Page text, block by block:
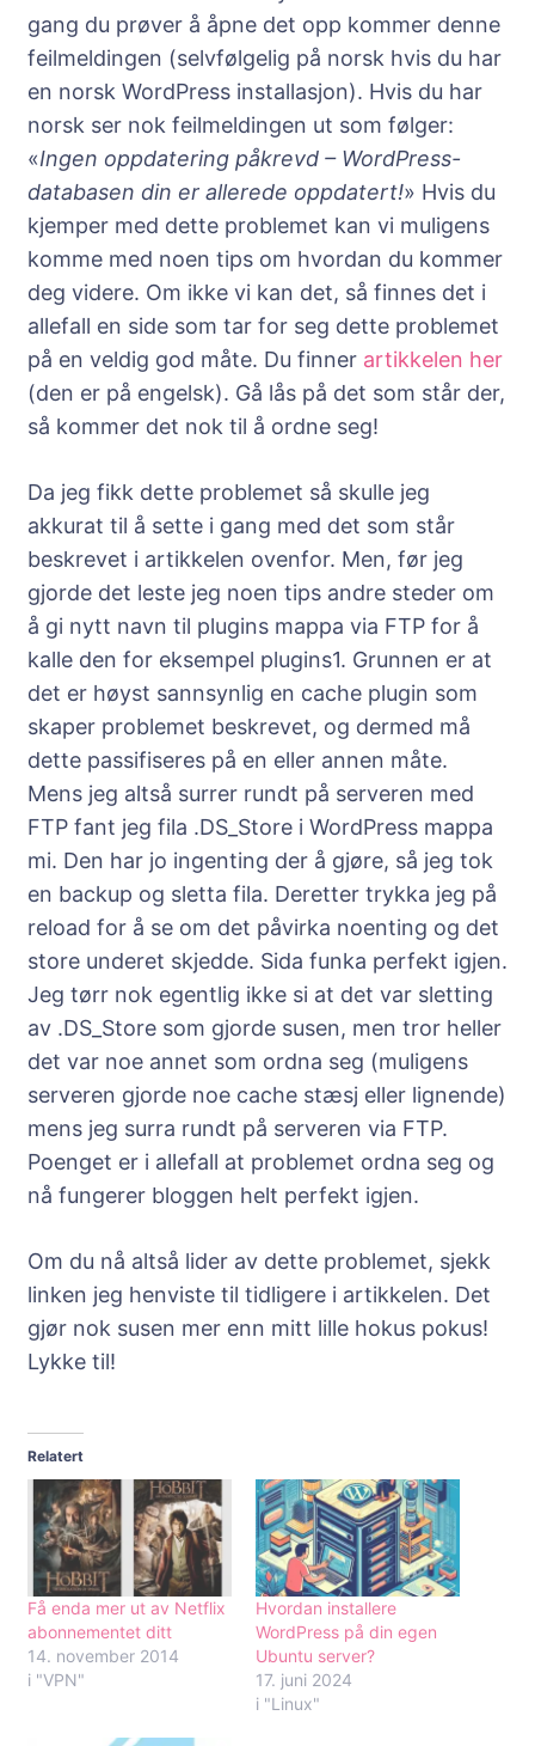
gang du prøver å åpne det opp kommer denne
feilmeldingen (selvfølgelig på norsk hvis du har
en norsk WordPress installasjon). Hvis du har
norsk ser nok feilmeldingen ut som følger:
«Ingen oppdatering påkrevd – WordPress-
databasen din er allerede oppdatert!» Hvis du
kjemper med dette problemet kan vi muligens
komme med noen tips om hvordan du kommer
deg videre. Om ikke vi kan det, så finnes det i
allefall en side som tar for seg dette problemet
på en veldig god måte. Du finner artikkelen her
(den er på engelsk). Gå lås på det som står der,
så kommer det nok til å ordne seg!
Da jeg fikk dette problemet så skulle jeg
akkurat til å sette i gang med det som står
beskrevet i artikkelen ovenfor. Men, før jeg
gjorde det leste jeg noen tips andre steder om
å gi nytt navn til plugins mappa via FTP for å
kalle den for eksempel plugins1. Grunnen er at
det er høyst sannsynlig en cache plugin som
skaper problemet beskrevet, og dermed må
dette passifiseres på en eller annen måte.
Mens jeg altså surrer rundt på serveren med
FTP fant jeg fila .DS_Store i WordPress mappa
mi. Den har jo ingenting der å gjøre, så jeg tok
en backup og sletta fila. Deretter trykka jeg på
reload for å se om det påvirka noenting og det
store underet skjedde. Sida funka perfekt igjen.
Jeg tørr nok egentlig ikke si at det var sletting
av .DS_Store som gjorde susen, men tror heller
det var noe annet som ordna seg (muligens
serveren gjorde noe cache stæsj eller lignende)
mens jeg surra rundt på serveren via FTP.
Poenget er i allefall at problemet ordna seg og
nå fungerer bloggen helt perfekt igjen.
Om du nå altså lider av dette problemet, sjekk
linken jeg henviste til tidligere i artikkelen. Det
gjør nok susen mer enn mitt lille hokus pokus!
Lykke til!
Relatert
Få enda mer ut av Netflix
abonnementet ditt
14. november 2014
i "VPN"
Hvordan installere
WordPress på din egen
Ubuntu server?
17. juni 2024
i "Linux"